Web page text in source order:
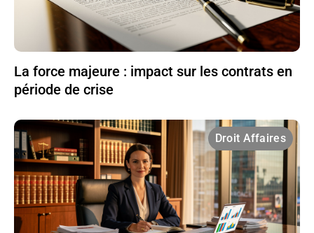
La force majeure : impact sur les contrats en
période de crise
Droit Affaires